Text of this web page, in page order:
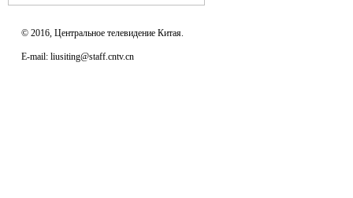
© 2016, Центральное телевидение Китая.
E-mail: liusiting@staff.cntv.cn